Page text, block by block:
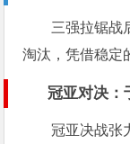
三强拉锯战
淘汰，凭借稳定
冠亚对决：
冠亚决战张